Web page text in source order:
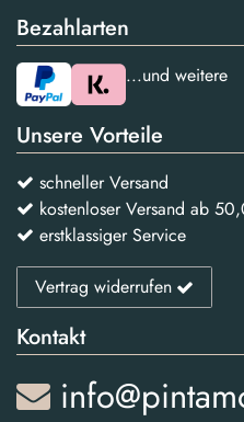
Bezahlarten
...und weitere
Unsere Vorteile
schneller Versand
kostenloser Versand ab
erstklassiger Service
Vertrag widerrufen
Kontakt